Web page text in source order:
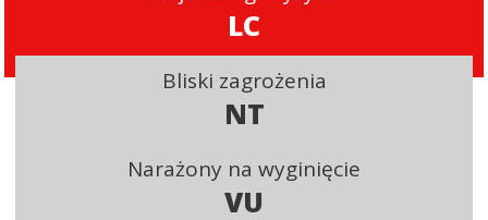
LC
Bliski zagrożenia
NT
Narażony na wyginięcie
VU